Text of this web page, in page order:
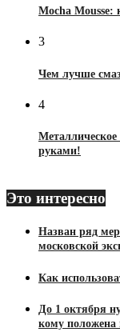
Mocha Mousse:
3
Чем лучше
4
руками!
Это интересно
Назван ряд
московской
Как
До 1 октября
кому положена